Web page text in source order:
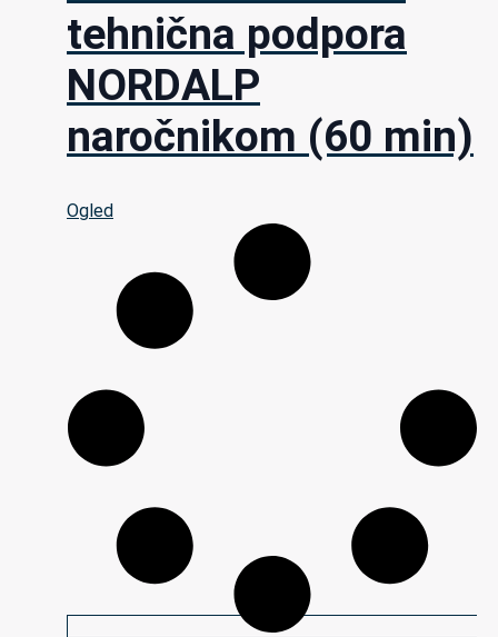
tehnična podpora
NORDALP
naročnikom (60 min)
Ogled